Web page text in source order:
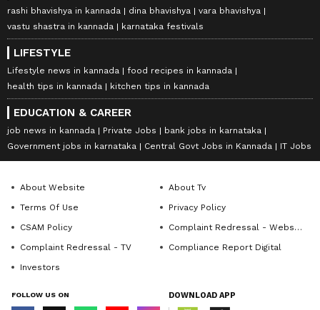
rashi bhavishya in kannada dina bhavishya
vara bhavishya
vastu shastra in kannada
karnataka festivals
LIFESTYLE
Lifestyle news in kannada
food recipes in kannada
health tips in kannada
kitchen tips in kannada
EDUCATION & CAREER
job news in kannada Private Jobs
bank jobs in karnataka
Government jobs in karnataka
Central Govt Jobs in Kannada IT Jobs
About Website
About Tv
Terms Of Use
Privacy Policy
CSAM Policy
Complaint Redressal - Website
Complaint Redressal - TV
Compliance Report Digital
Investors
FOLLOW US ON DOWNLOAD APP